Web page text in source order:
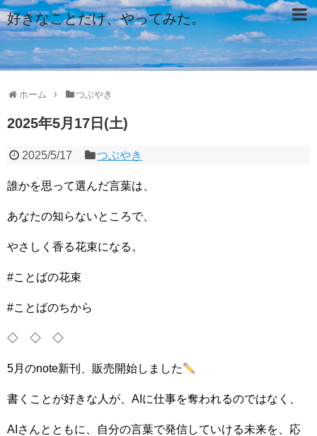
好きなことだけ、やってみた。
ホーム つぶやき
2025年5月17日(土)
2025/5/17 つぶやき
誰かを思って選んだ言葉は、
あなたの知らないところで、
やさしく香る花束になる。
#ことばの花束
#ことばのちから
◇ ◇ ◇
5月のnote新刊、販売開始しました
書くことが好きな人が、AIに仕事を奪われるのではなく、
AIさんとともに、自分の言葉で発信していける未来を、応